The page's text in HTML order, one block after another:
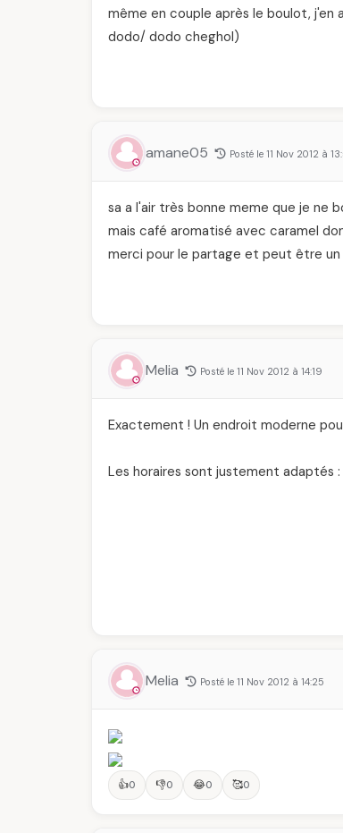
même en couple après le boulot,
dodo/ dodo cheghol)
amane05 Posté le 11 Nov 2012 à
sa a l'air très bonne meme que je ne
mais café aromatisé avec caramel
merci pour le partage et peut être un
Melia Posté le 11 Nov 2012 à 14:19
Exactement ! Un endroit moderne
Les horaires sont justement adaptés
Melia Posté le 11 Nov 2012 à 14:25
👍0 👎0 😂0 🥰0